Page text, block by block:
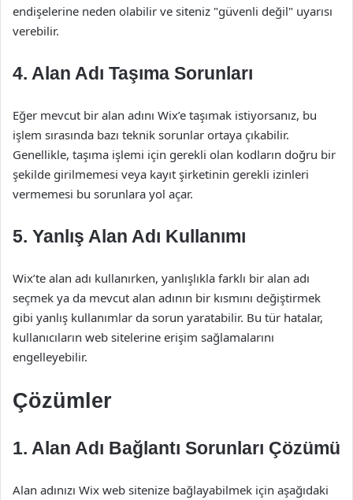
endişelerine neden olabilir ve siteniz "güvenli değil" uyarısı
verebilir.
4. Alan Adı Taşıma Sorunları
Eğer mevcut bir alan adını Wix’e taşımak istiyorsanız, bu
işlem sırasında bazı teknik sorunlar ortaya çıkabilir.
Genellikle, taşıma işlemi için gerekli olan kodların doğru bir
şekilde girilmemesi veya kayıt şirketinin gerekli izinleri
vermemesi bu sorunlara yol açar.
5. Yanlış Alan Adı Kullanımı
Wix’te alan adı kullanırken, yanlışlıkla farklı bir alan adı
seçmek ya da mevcut alan adının bir kısmını değiştirmek
gibi yanlış kullanımlar da sorun yaratabilir. Bu tür hatalar,
kullanıcıların web sitelerine erişim sağlamalarını
engelleyebilir.
Çözümler
1. Alan Adı Bağlantı Sorunları Çözümü
Alan adınızı Wix web sitenize bağlayabilmek için aşağıdaki